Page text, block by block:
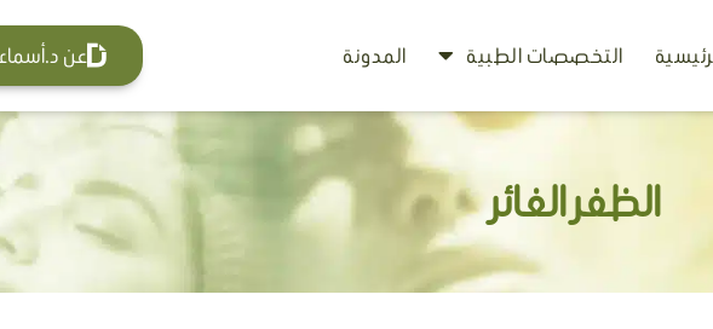
التخصصات الطبية المدونة عن
الظفر الغائر